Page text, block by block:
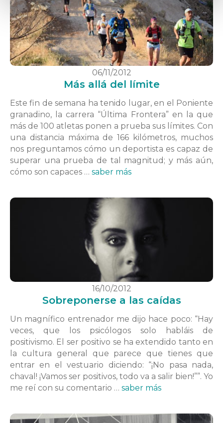
06/11/2012
Más allá del límite
Este fin de semana ha tenido lugar, en el Poniente
granadino, la carrera “Última Frontera” en la que
más de 100 atletas ponen a prueba sus límites. Con
una distancia máxima de 166 kilómetros, muchos
nos preguntamos cómo un deportista es capaz de
superar una prueba de tal magnitud; y más aún,
cómo son capaces … saber más
16/10/2012
Sobreponerse a las caídas
Un magnífico entrenador me dijo hace poco: “Hay
veces, que los psicólogos solo habláis de
positivismo. El ser positivo se ha extendido tanto en
la cultura general que parece que tienes que
entrar en el vestuario diciendo: “¡No pasa nada,
chaval! ¡Vamos ser positivos, todo va a salir bien!””. Yo
me reí con su comentario … saber más